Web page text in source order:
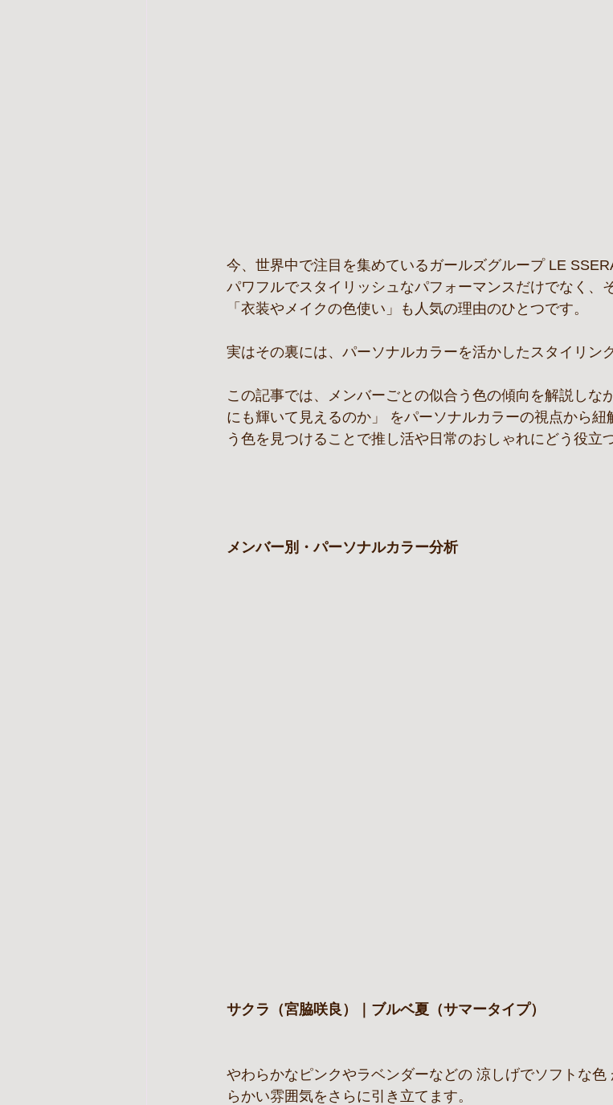
今、世界中で注目を集めているガールズグループ LE
パワフルでスタイリッシュなパフォーマンスだけでなく、
「衣装やメイクの色使い」も人気の理由のひとつです。
実はその裏には、パーソナルカラーを活かしたスタイリン
この記事では、メンバーごとの似合う色の傾向を解説しな
にも輝いて見えるのか」 をパーソナルカラーの視点から
う色を見つけることで推し活や日常のおしゃれにどう役立
メンバー別・パーソナルカラー分析
サクラ（宮脇咲良）｜ブルベ夏（サマータイプ）
やわらかなピンクやラベンダーなどの 涼しげでソフトな
らかい雰囲気をさらに引き立てます。